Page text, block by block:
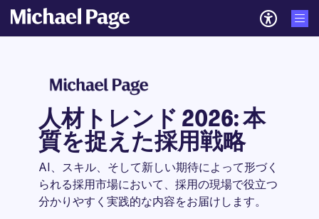
人材トレンド 2026: 本
質を捉えた採用戦略
AI、スキル、そして新しい期待によって形づく
られる採用市場において、採用の現場で役立つ
分かりやすく実践的な内容をお届けします。